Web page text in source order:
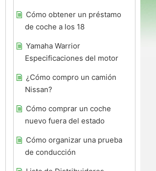
Cómo obtener un préstamo
de coche a los 18
Yamaha Warrior
Especificaciones del motor
¿Cómo compro un camión
Nissan?
Cómo comprar un coche
nuevo fuera del estado
Cómo organizar una prueba
de conducción